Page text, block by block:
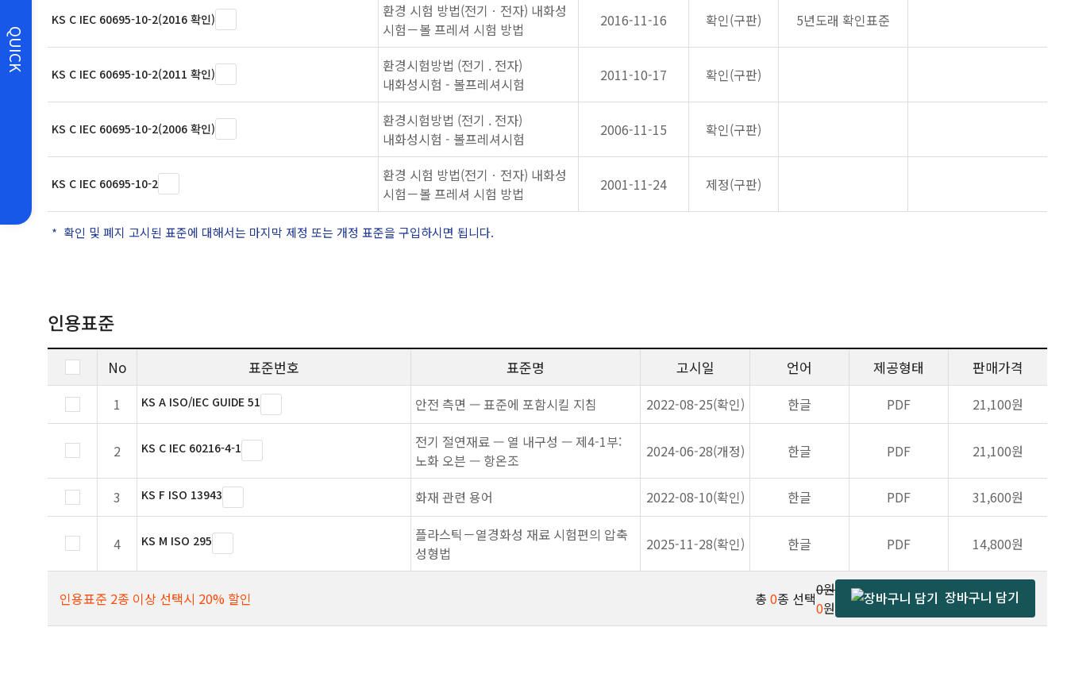
QUICK
KS C IEC 60695-10-2(2016 확인)
환경 시험 방법(전기ㆍ전자) 내화성
시험－볼 프레셔 시험 방법
2016-11-16 확인(구판) 5년도래 확인표준
KS C IEC 60695-10-2(2011 확인)
환경시험방법 (전기 . 전자)
내화성시험 - 볼프레셔시험
2011-10-17 확인(구판)
KS C IEC 60695-10-2(2006 확인)
환경시험방법 (전기 . 전자)
내화성시험 - 볼프레셔시험
2006-11-15 확인(구판)
KS C IEC 60695-10-2
환경 시험 방법(전기ㆍ전자) 내화성
시험－볼 프레셔 시험 방법
2001-11-24 제정(구판)
확인 및 폐지 고시된 표준에 대해서는 마지막 제정 또는 개정 표준을 구입하시면 됩니다.
인용표준
No 표준번호 표준명 고시일 언어 제공형태 판매가격
1 KS A ISO/IEC GUIDE 51 안전 측면 — 표준에 포함시킬 지침 2022-08-25(확인) 한글 PDF 21,100원
2 KS C IEC 60216-4-1
전기 절연재료 — 열 내구성 — 제4-1부:
노화 오븐 — 항온조
2024-06-28(개정) 한글 PDF 21,100원
3 KS F ISO 13943 화재 관련 용어 2022-08-10(확인) 한글 PDF 31,600원
4 KS M ISO 295
플라스틱－열경화성 재료 시험편의 압축
성형법
2025-11-28(확인) 한글 PDF 14,800원
인용표준 2종 이상 선택시 20% 할인 총 0종 선택0원
0원
장바구니 담기